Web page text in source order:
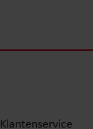
Klantenservice